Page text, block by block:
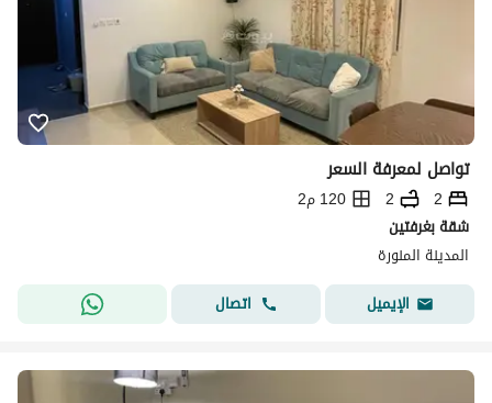
تواصل لمعرفة السعر
2
2
120 م2
شقة بغرفتين
المدينة المنورة
الإيميل
اتصال